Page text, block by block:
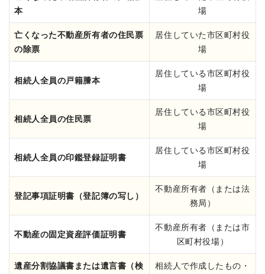
本
場
亡くなった不動産所有者の住民票
の除票
居住していた市区町村役
場
相続人全員の戸籍謄本
居住している市区町村役
場
相続人全員の住民票
居住している市区町村役
場
相続人全員の印鑑登録証明書
居住している市区町村役
場
登記事項証明書（登記簿の写し）
不動産所有者（または法
務局）
不動産の固定資産評価証明書
不動産所有者（または市
区町村役場）
遺産分割協議書または遺言書（検
相続人で作成したもの・